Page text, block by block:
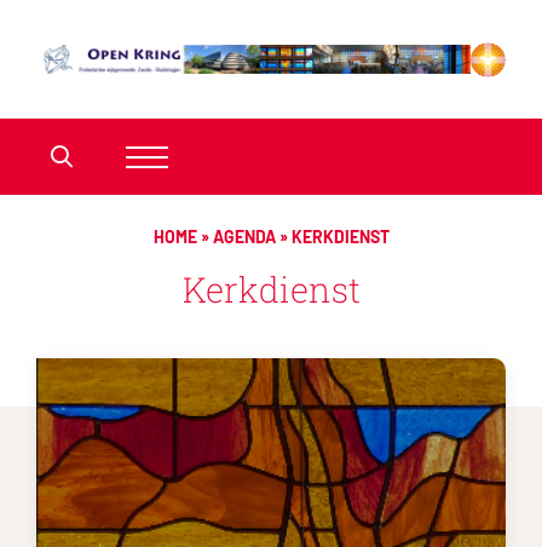
HOME»AGENDA»KERKDIENST
Kerkdienst